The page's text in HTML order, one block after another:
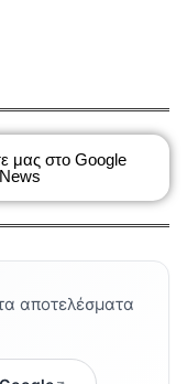
μας στο Google
News
αποτελέσματα